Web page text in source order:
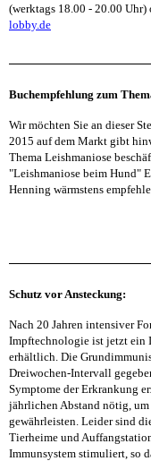
(werktags 18.00 - 20.00 Uhr)
lobby.de
Buchempfehlung zum
Wir möchten Sie an dieser
2015 auf dem Markt gibt
Thema Leishmaniose
"Leishmaniose beim Hund"
Henning wärmstens
Schutz vor Ansteckung:
Nach 20 Jahren intensiver
Impftechnologie ist jetzt ein
erhältlich. Die
Dreiwochen-Intervall
Symptome der Erkrankung
jährlichen Abstand nötig,
gewährleisten. Leider sind
Tierheime und
Immunsystem stimuliert, so